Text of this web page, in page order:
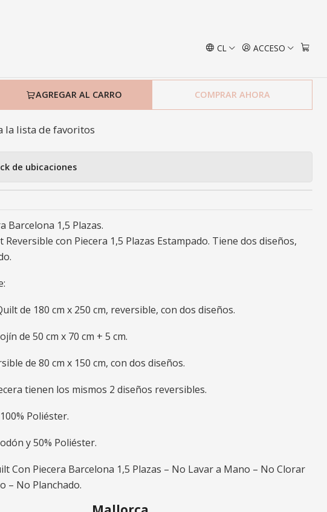
CL ACCESO
1,5 Plazas
Piecera Barcelona 1,5 Plazas
AGREGAR AL CARRO COMPRAR AHORA
la lista de favoritos
de ubicaciones
Barcelona 1,5 Plazas.
Reversible con Piecera 1,5 Plazas Estampado. Tiene dos diseños,
de 180 cm x 250 cm, reversible, con dos diseños.
de 50 cm x 70 cm + 5 cm.
de 80 cm x 150 cm, con dos diseños.
tienen los mismos 2 diseños reversibles.
Poliéster.
y 50% Poliéster.
Con Piecera Barcelona 1,5 Plazas – No Lavar a Mano – No Clorar
– No Planchado.